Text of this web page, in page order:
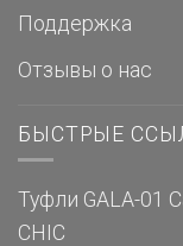
Поддержка
Отзывы о нас
БЫСТРЫЕ
Туфли GALA-01
CHIC